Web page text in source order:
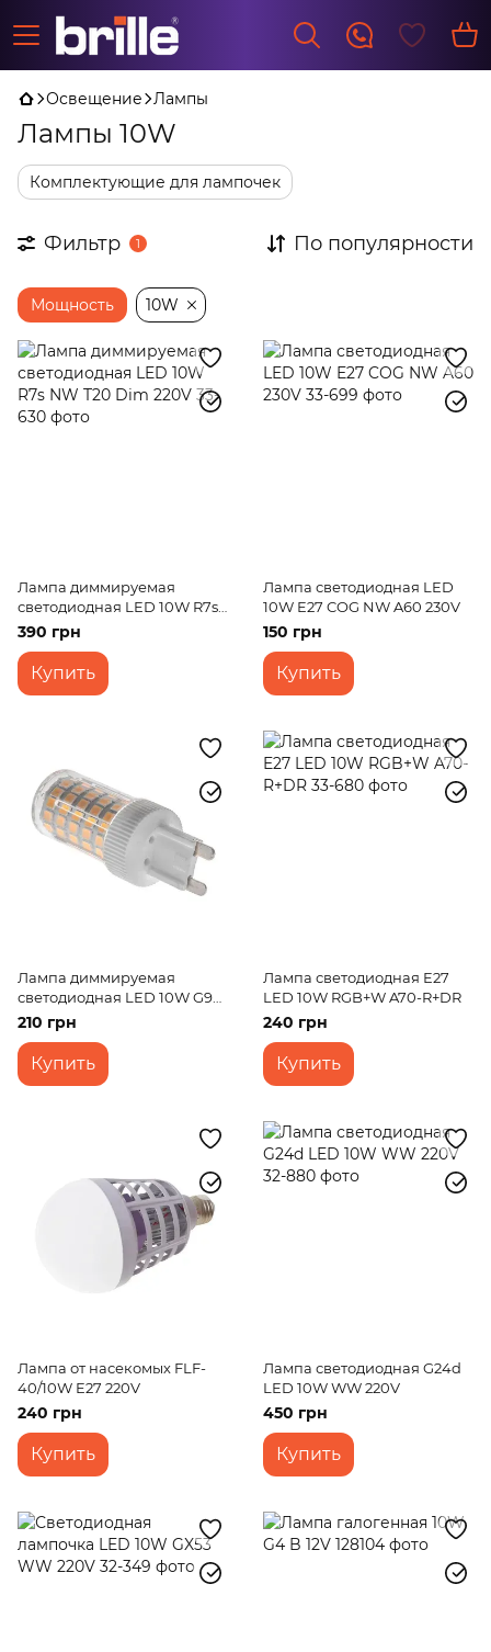
Освещение Лампы
Лампы 10W
Комплектующие для лампочек
Фильтр 1 По популярности
Мощность 10W
Лампа диммируемая
светодиодная LED 10W R7s
NW T20 Dim 220V
390 грн
Купить
Лампа светодиодная LED
10W E27 COG NW A60 230V
150 грн
Купить
Лампа диммируемая
светодиодная LED 10W G9
WW T20 Dim 220V
210 грн
Купить
Лампа светодиодная E27
LED 10W RGB+W A70-R+DR
240 грн
Купить
Лампа от насекомых FLF-
40/10W E27 220V
240 грн
Купить
Лампа светодиодная G24d
LED 10W WW 220V
450 грн
Купить